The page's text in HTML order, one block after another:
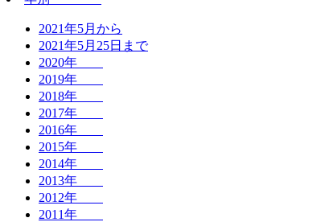
2021年5月から
2021年5月25日まで
2020年
2019年
2018年
2017年
2016年
2015年
2014年
2013年
2012年
2011年